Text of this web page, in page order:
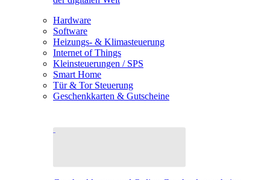
Hardware
Software
Heizungs- & Klimasteuerung
Internet of Things
Kleinsteuerungen / SPS
Smart Home
Tür & Tor Steuerung
Geschenkkarten & Gutscheine